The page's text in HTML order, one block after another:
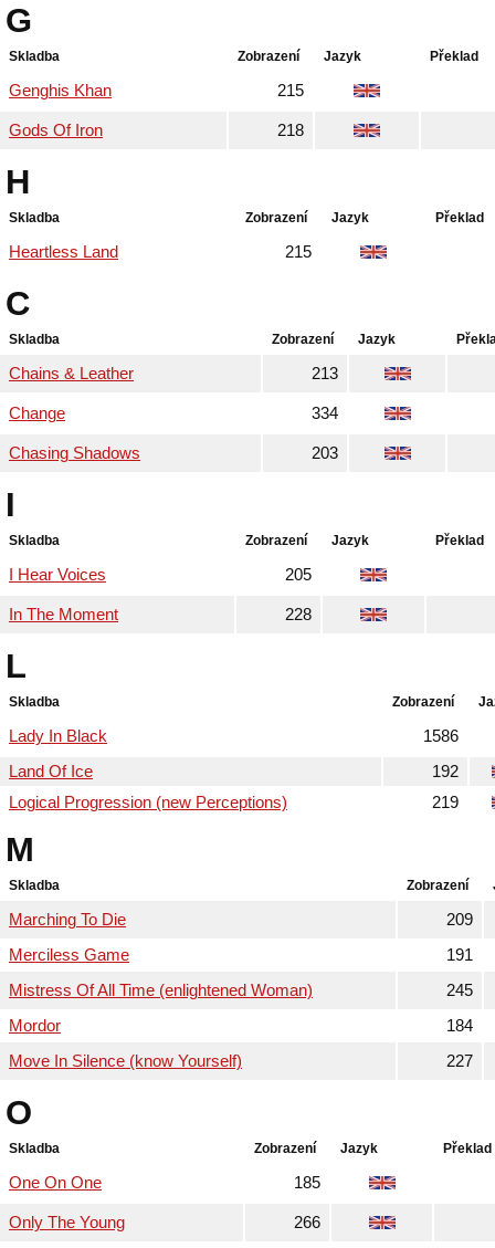
G
Skladba Zobrazení Jazyk Překlad
Genghis Khan 215
Gods Of Iron 218
H
Skladba Zobrazení Jazyk Překlad
Heartless Land 215
C
Skladba Zobrazení Jazyk
Chains & Leather 213
Change 334
Chasing Shadows 203
I
Skladba Zobrazení Jazyk Překlad
I Hear Voices 205
In The Moment 228
L
Skladba Zobrazení
Lady In Black
1586
Land Of Ice
192
Logical Progression (new Perceptions)
219
M
Skladba Zobrazení
Marching To Die
209
Merciless Game
191
Mistress Of All Time (enlightened Woman)
245
Mordor
184
Move In Silence (know Yourself)
227
O
Skladba Zobrazení Jazyk Překlad
One On One 185
Only The Young 266